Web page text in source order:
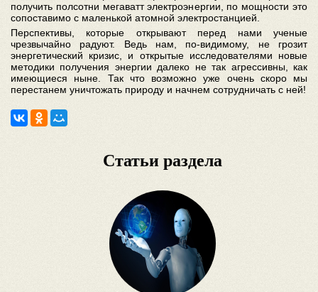
получить полсотни мегаватт электроэнергии, по мощности это
сопоставимо с маленькой атомной электростанцией.
Перспективы, которые открывают перед нами ученые
чрезвычайно радуют. Ведь нам, по-видимому, не грозит
энергетический кризис, и открытые исследователями новые
методики получения энергии далеко не так агрессивны, как
имеющиеся ныне. Так что возможно уже очень скоро мы
перестанем уничтожать природу и начнем сотрудничать с ней!
Статьи раздела